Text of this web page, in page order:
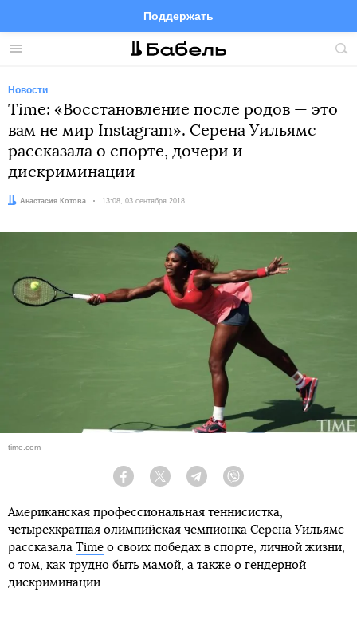
Меню
Поддержать
FacebookTelegramTwitter
Новости
Time: «Восстановление после родов — это
вам не мир Instagram». Серена Уильямс
рассказала о спорте, дочери и
дискриминации
Автор:
Анастасия Котова Дата:
13:08, 03 сентября 2018
time.com
Facebook Twitter Telegram
Американская профессиональная теннисистка,
четырехкратная олимпийская чемпионка Серена Уильямс
рассказала Time о своих победах в спорте, личной жизни,
о том, как трудно быть мамой, а также о гендерной
дискриминации.